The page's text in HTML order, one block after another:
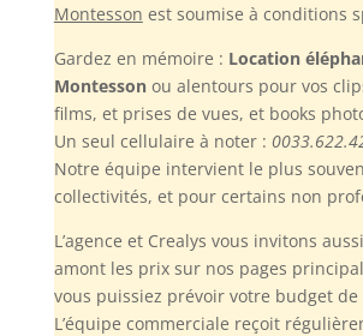
Montesson est soumise à conditions
Gardez en mémoire : Location
Montessonou alentours pour vos
films, et prises de vues, et books
Un seul cellulaire à noter :
Notre équipe intervient le plus
collectivités, et pour certains non
L’agence et Crealys vous invitons
amont les prix sur nos pages
vous puissiez prévoir votre budget
L’équipe commerciale reçoit